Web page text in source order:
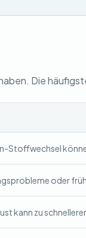
Die
Stoffwechsel
oder
kann zu